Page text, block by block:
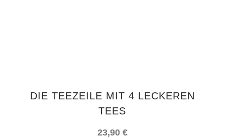
DIE TEEZEILE MIT 4 LECKEREN
TEES
23,90 €